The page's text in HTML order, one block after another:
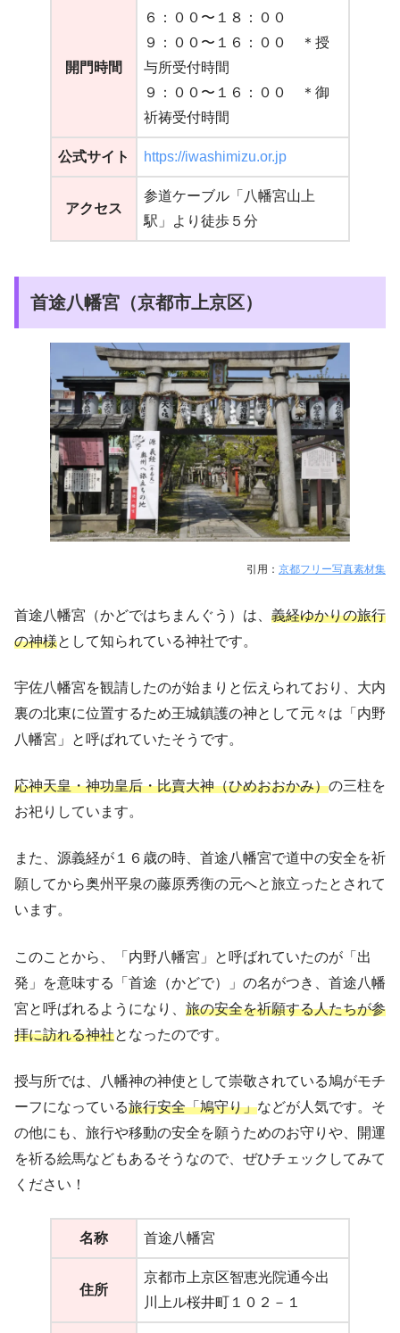
開門時間
６：００〜１８：００
９：００〜１６：００ ＊授
与所受付時間
９：００〜１６：００ ＊御
祈祷受付時間
公式サイト https://iwashimizu.or.jp
アクセス
参道ケーブル「八幡宮山上
駅」より徒歩５分
首途八幡宮（京都市上京区）
引用： 京都フリー写真素材集
首途八幡宮（かどではちまんぐう）は、 義経ゆかりの旅行
の神様として知られている神社です。
宇佐八幡宮を観請したのが始まりと伝えられており、大内
裏の北東に位置するため王城鎮護の神として元々は「内野
八幡宮」と呼ばれていたそうです。
応神天皇・神功皇后・比賣大神（ひめおおかみ）の三柱を
お祀りしています。
また、源義経が１６歳の時、首途八幡宮で道中の安全を祈
願してから奥州平泉の藤原秀衡の元へと旅立ったとされて
います。
このことから、「内野八幡宮」と呼ばれていたのが「出
発」を意味する「首途（かどで）」の名がつき、首途八幡
宮と呼ばれるようになり、 旅の安全を祈願する人たちが参
拝に訪れる神社となったのです。
授与所では、八幡神の神使として崇敬されている鳩がモチ
ーフになっている旅行安全「鳩守り」などが人気です。そ
の他にも、旅行や移動の安全を願うためのお守りや、開運
を祈る絵馬などもあるそうなので、ぜひチェックしてみて
ください！
名称 首途八幡宮
住所
京都市上京区智恵光院通今出
川上ル桜井町１０２－１